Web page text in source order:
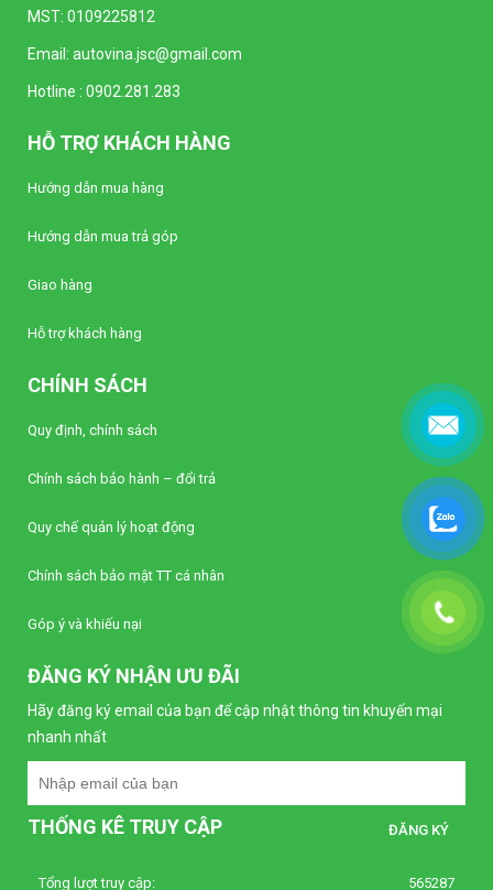
MST: 0109225812
Email: autovina.jsc@gmail.com
Hotline : 0902.281.283
HỖ TRỢ KHÁCH HÀNG
Hướng dẫn mua hàng
Hướng dẫn mua trả góp
Giao hàng
Hỗ trợ khách hàng
CHÍNH SÁCH
Quy định, chính sách
Chính sách bảo hành – đổi trả
Quy chế quản lý hoạt động
Chính sách bảo mật TT cá nhân
Góp ý và khiếu nại
ĐĂNG KÝ NHẬN ƯU ĐÃI
Hãy đăng ký email của bạn để cập nhật thông tin khuyến mại
nhanh nhất
THỐNG KÊ TRUY CẬP
565287
Tổng lượt truy cập: